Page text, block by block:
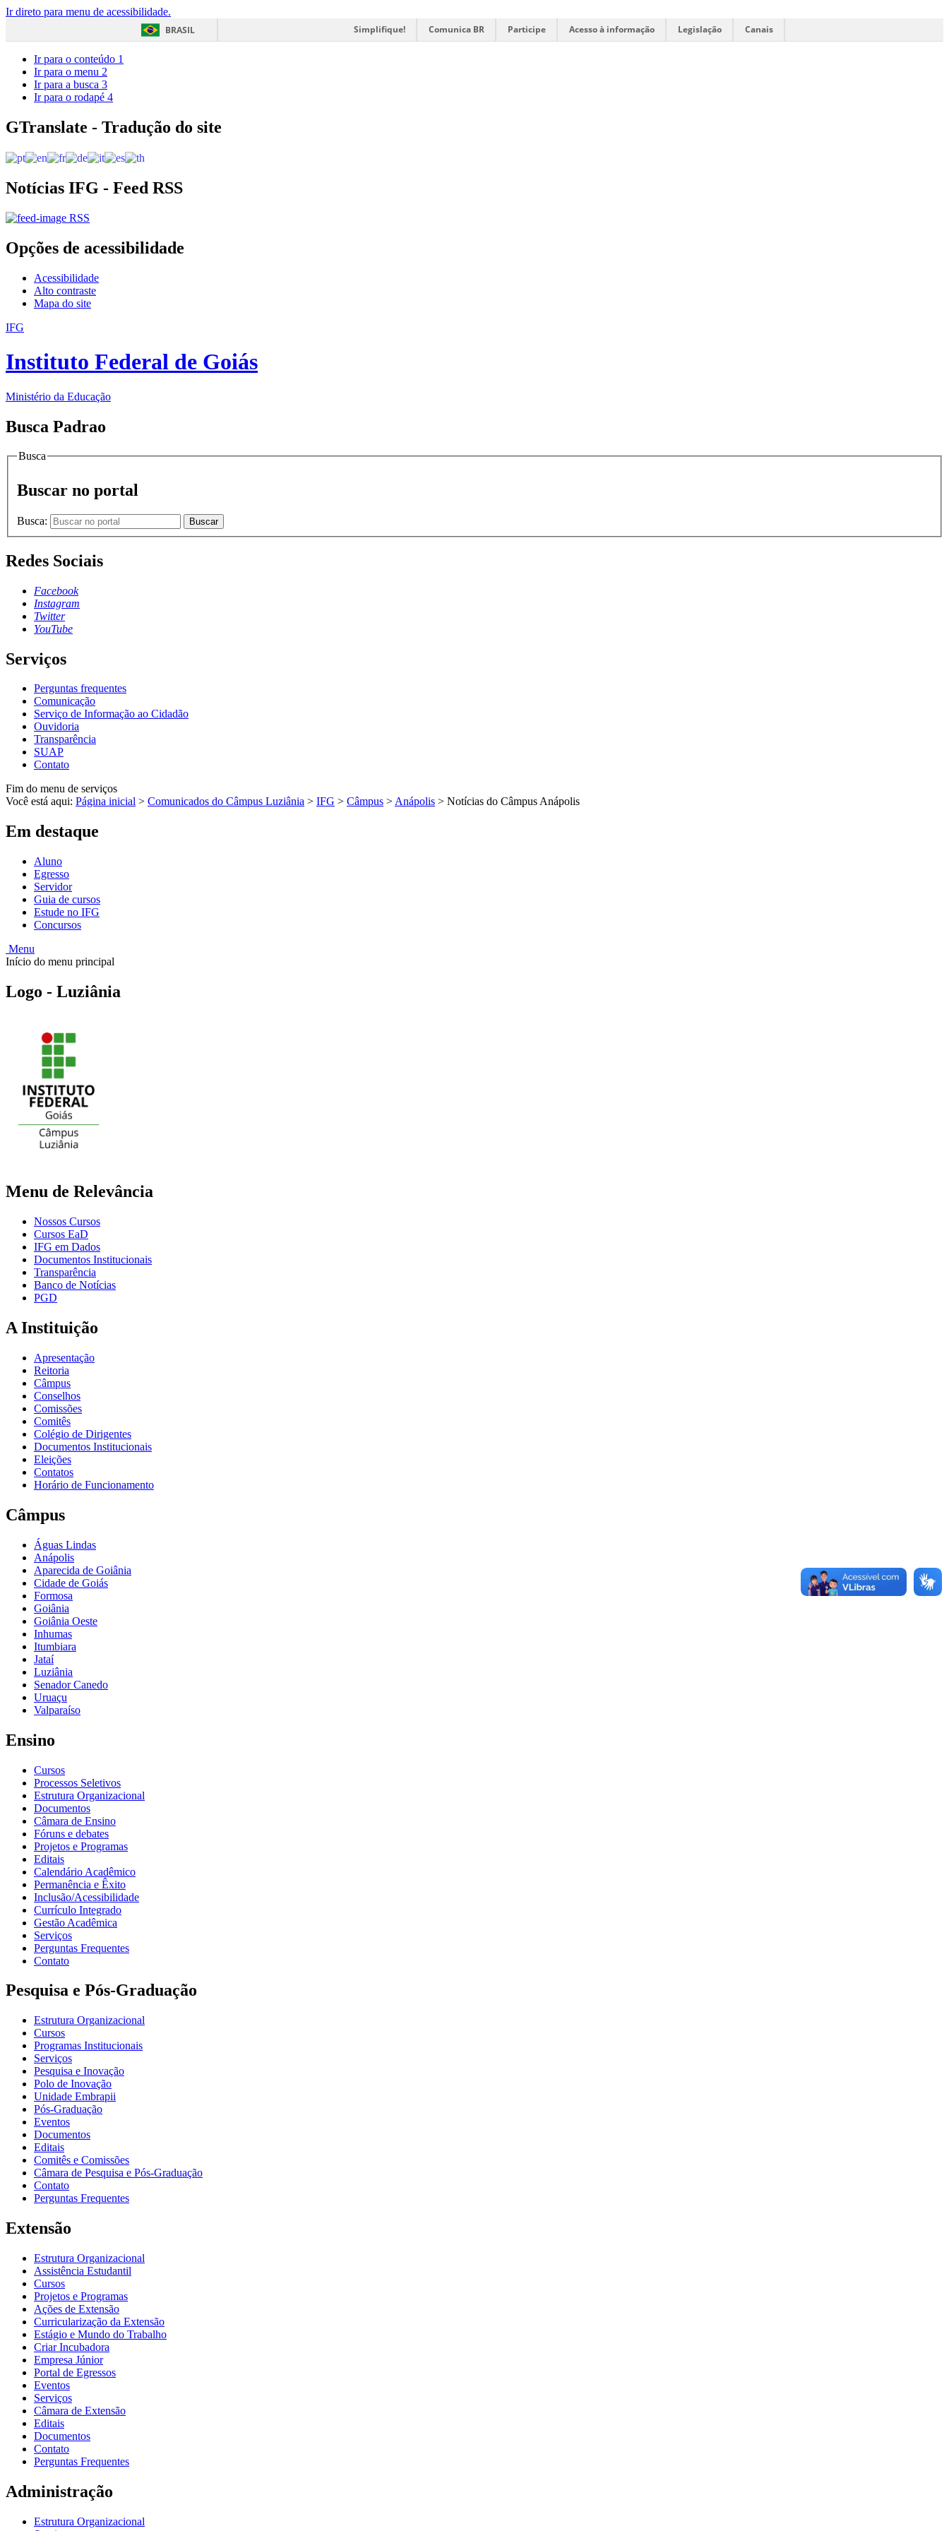
Ir direto para menu de acessibilidade.
BRASIL
Simplifique! Comunica BR Participe Acesso à informação Legislação Canais
Ir para o conteúdo 1
Ir para o menu 2
Ir para a busca 3
Ir para o rodapé 4
GTranslate - Tradução do site
Notícias IFG - Feed RSS
RSS
Opções de acessibilidade
Acessibilidade
Alto contraste
Mapa do site
IFG
Instituto Federal de Goiás
Ministério da Educação
Busca Padrao
Busca
Buscar no portal
Busca: Buscar
Redes Sociais
Facebook
Instagram
Twitter
YouTube
Serviços
Perguntas frequentes
Comunicação
Serviço de Informação ao Cidadão
Ouvidoria
Transparência
SUAP
Contato
Fim do menu de serviços
Você está aqui: Página inicial > Comunicados do Câmpus Luziânia > IFG > Câmpus >Anápolis > Notícias do Câmpus Anápolis
Em destaque
Aluno
Egresso
Servidor
Guia de cursos
Estude no IFG
Concursos
Menu
Início do menu principal
Logo - Luziânia
Menu de Relevância
Nossos Cursos
Cursos EaD
IFG em Dados
Documentos Institucionais
Transparência
Banco de Notícias
PGD
A Instituição
Apresentação
Reitoria
Câmpus
Conselhos
Comissões
Comitês
Colégio de Dirigentes
Documentos Institucionais
Eleições
Contatos
Horário de Funcionamento
Câmpus
Águas Lindas
Anápolis
Aparecida de Goiânia
Cidade de Goiás
Formosa
Goiânia
Goiânia Oeste
Inhumas
Itumbiara
Jataí
Luziânia
Senador Canedo
Uruaçu
Valparaíso
Ensino
Cursos
Processos Seletivos
Estrutura Organizacional
Documentos
Câmara de Ensino
Fóruns e debates
Projetos e Programas
Editais
Calendário Acadêmico
Permanência e Êxito
Inclusão/Acessibilidade
Currículo Integrado
Gestão Acadêmica
Serviços
Perguntas Frequentes
Contato
Pesquisa e Pós-Graduação
Estrutura Organizacional
Cursos
Programas Institucionais
Serviços
Pesquisa e Inovação
Polo de Inovação
Unidade Embrapii
Pós-Graduação
Eventos
Documentos
Editais
Comitês e Comissões
Câmara de Pesquisa e Pós-Graduação
Contato
Perguntas Frequentes
Extensão
Estrutura Organizacional
Assistência Estudantil
Cursos
Projetos e Programas
Ações de Extensão
Curricularização da Extensão
Estágio e Mundo do Trabalho
Criar Incubadora
Empresa Júnior
Portal de Egressos
Eventos
Serviços
Câmara de Extensão
Editais
Documentos
Contato
Perguntas Frequentes
Administração
Estrutura Organizacional